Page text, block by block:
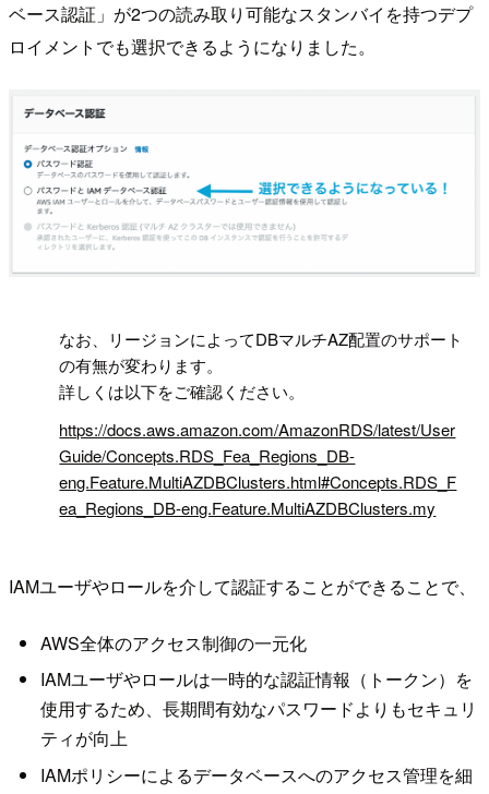
ベース認証」が2つの読み取り可能なスタンバイを持つデプ
ロイメントでも選択できるようになりました。
なお、リージョンによってDBマルチAZ配置のサポート
の有無が変わります。
詳しくは以下をご確認ください。
https://docs.aws.amazon.com/AmazonRDS/latest/User
Guide/Concepts.RDS_Fea_Regions_DB-
eng.Feature.MultiAZDBClusters.html#Concepts.RDS_F
ea_Regions_DB-eng.Feature.MultiAZDBClusters.my
IAMユーザやロールを介して認証することができることで、
AWS全体のアクセス制御の一元化
IAMユーザやロールは一時的な認証情報（トークン）を
使用するため、長期間有効なパスワードよりもセキュリ
ティが向上
IAMポリシーによるデータベースへのアクセス管理を細